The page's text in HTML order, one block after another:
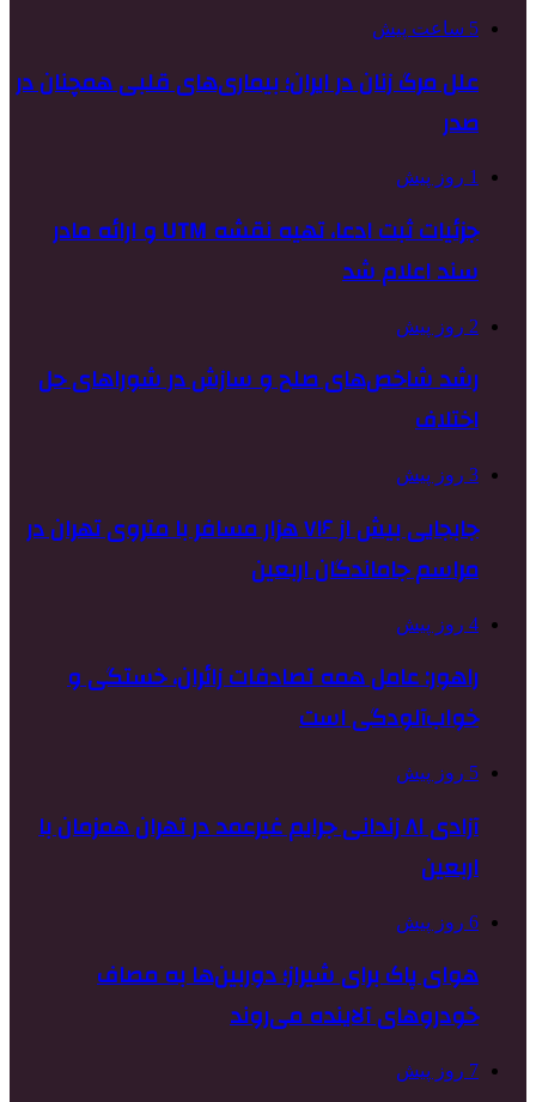
5 ساعت پیش
علل مرگ زنان در ایران؛ بیماری‌های قلبی همچنان در
صدر
1 روز پیش
جزئیات ثبت ادعا، تهیه نقشه UTM و ارائه مادر
سند اعلام شد
2 روز پیش
رشد شاخص‌های صلح و سازش در شوراهای حل
اختلاف
3 روز پیش
جابجایی بیش از ۷۱۶ هزار مسافر با متروی تهران در
مراسم جاماندگان اربعین
4 روز پیش
راهور: عامل همه تصادفات زائران، خستگی و
خواب‌آلودگی است
5 روز پیش
آزادی ۸۱ زندانی جرایم غیرعمد در تهران همزمان با
اربعین
6 روز پیش
هوای پاک برای شیراز؛ دوربین‌ها به مصاف
خودروهای آلاینده می‌روند
7 روز پیش